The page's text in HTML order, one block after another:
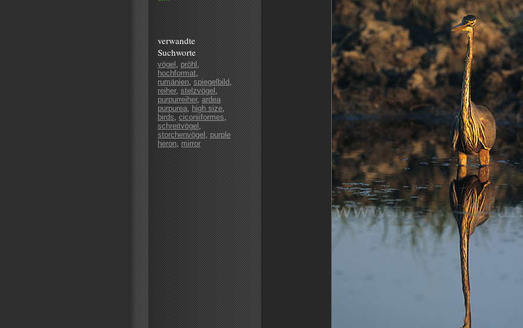
verwandte
Suchworte
vögel , pröhl ,
hochformat,
rumänien, spiegelbild ,
reiher, stelzvögel ,
purpurreiher, ardea
purpurea, high size,
birds, ciconiiformes,
schreitvögel ,
storchenvögel , purple
heron, mirror